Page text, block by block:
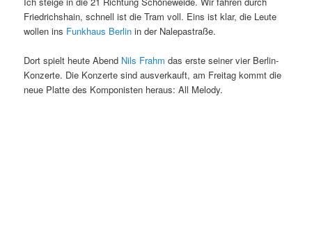
Friedrichshain, schnell ist die Tram voll. Eins ist klar, die Leute
wollen ins Funkhaus Berlin in der Nalepastraße.
Dort spielt heute Abend Nils Frahm das erste seiner vier Berlin-
Konzerte. Die Konzerte sind ausverkauft, am Freitag kommt die
neue Platte des Komponisten heraus: All Melody.